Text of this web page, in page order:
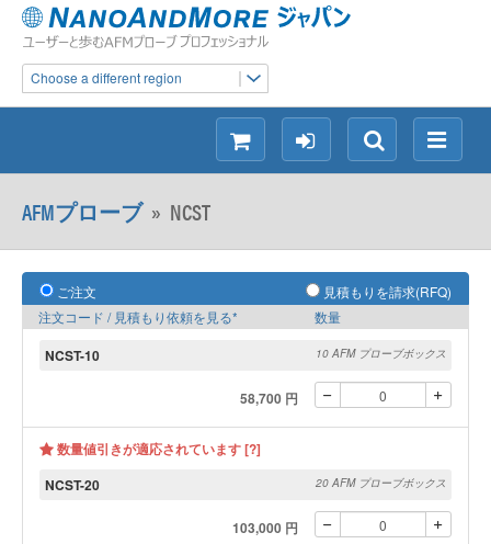
Choose a different region
メ
ニ
検
索
ロ
グ
シ
ョ
ン
AFMプローブ» NCST
ご注文
見積もりを請求(RFQ)
注文コード / 見積もり依頼を見る*
数量
NCST-10 10 AFM プローブボックス
58,700 円
数量値引きが適応されています [?]
NCST-20
20 AFM プローブボックス
103,000 円